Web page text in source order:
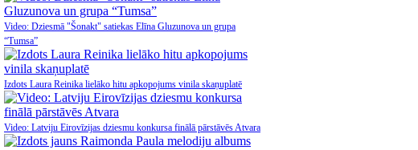
Video: Dziesmā "Šonakt" satiekas Elīna Gluzunova un grupa
“Tumsa”
Izdots Laura Reinika lielāko hitu apkopojums vinila skaņuplatē
Video: Latviju Eirovīzijas dziesmu konkursa finālā pārstāvēs Atvara